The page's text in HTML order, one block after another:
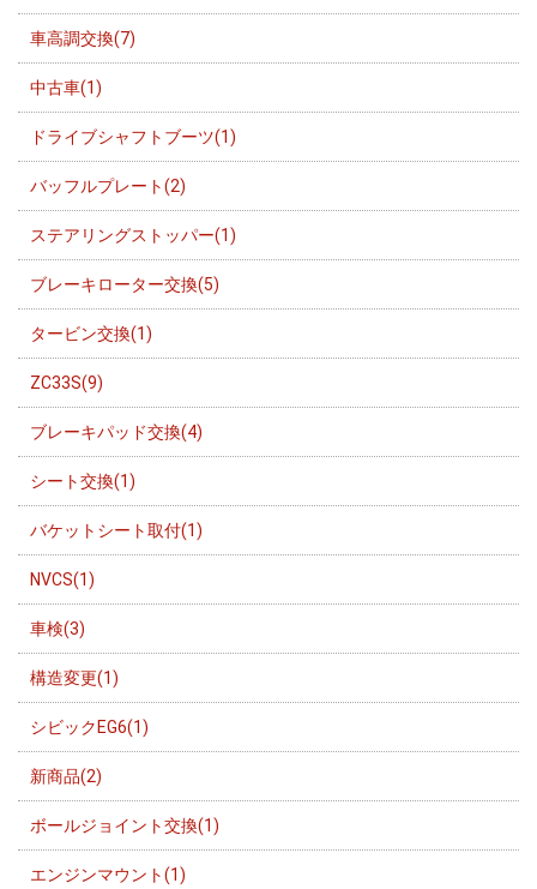
車高調交換(7)
中古車(1)
ドライブシャフトブーツ(1)
バッフルプレート(2)
ステアリングストッパー(1)
ブレーキローター交換(5)
タービン交換(1)
ZC33S(9)
ブレーキパッド交換(4)
シート交換(1)
バケットシート取付(1)
NVCS(1)
車検(3)
構造変更(1)
シビックEG6(1)
新商品(2)
ボールジョイント交換(1)
エンジンマウント(1)